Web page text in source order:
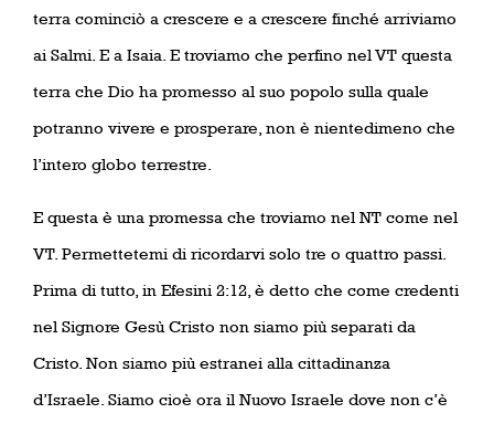
terra cominciò a crescere e a crescere finché arriviamo
ai Salmi. E a Isaia. E troviamo che perfino nel VT questa
terra che Dio ha promesso al suo popolo sulla quale
potranno vivere e prosperare, non è nientedimeno che
l’intero globo terrestre.
E questa è una promessa che troviamo nel NT come nel
VT. Permettetemi di ricordarvi solo tre o quattro passi.
Prima di tutto, in Efesini 2:12, è detto che come credenti
nel Signore Gesù Cristo non siamo più separati da
Cristo. Non siamo più estranei alla cittadinanza
d’Israele. Siamo cioè ora il Nuovo Israele dove non c’è